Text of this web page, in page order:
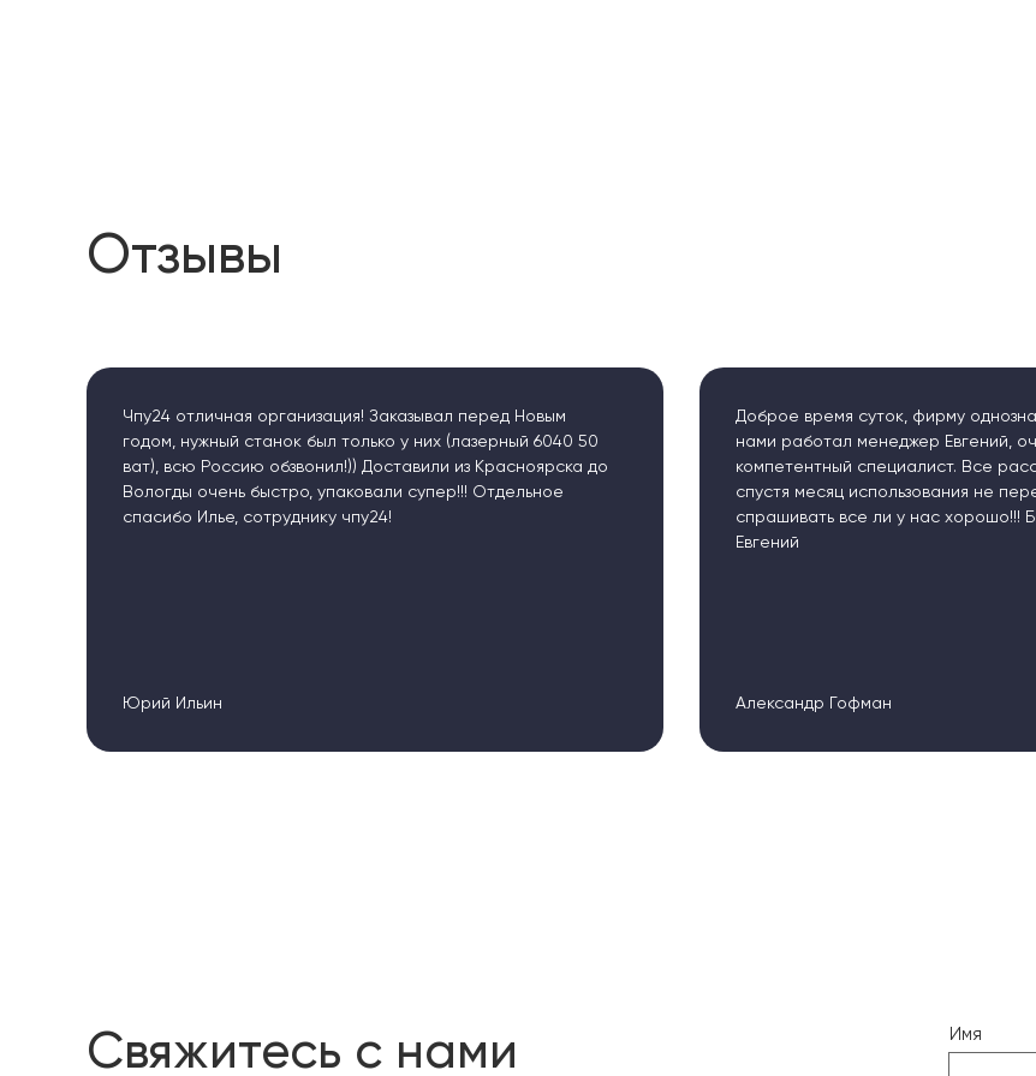
Отзывы
организация! Заказывал перед Новым
станок был только у них (лазерный 6040 50
Россию обзвонил!)) Доставили из Красноярска до
быстро, упаковали супер!!! Отдельное
сотруднику чпу24!
Доброе время суток, фирму однозначно рекомендую! с
нами работал менеджер Евгений, очень вежливый и
компетентный специалист. Все рассказал и объяснил, даже
спустя месяц использования не переставал звонить и
спрашивать все ли у нас хорошо!!! Большое спасибо
Свяжитесь с нами Имя